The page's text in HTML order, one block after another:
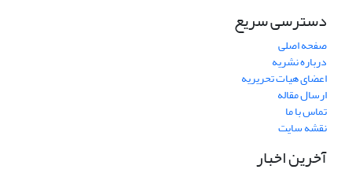
دسترسی سریع
صفحه اصلی
درباره نشریه
اعضای هیات تحریریه
ارسال مقاله
تماس با ما
نقشه سایت
آخرین اخبار